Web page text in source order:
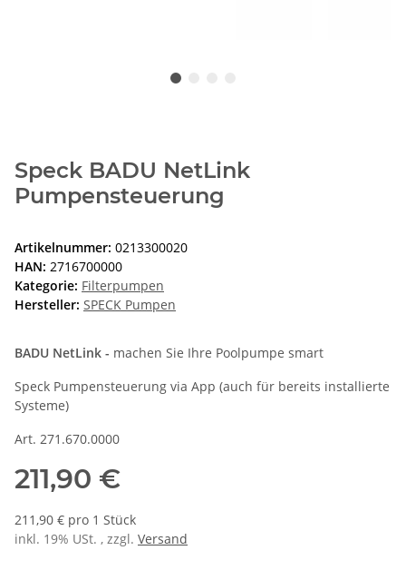
Speck BADU NetLink
Pumpensteuerung
Artikelnummer: 0213300020
HAN: 2716700000
Kategorie: Filterpumpen
Hersteller: SPECK Pumpen
BADU NetLink - machen Sie Ihre Poolpumpe smart
Speck Pumpensteuerung via App (auch für bereits installierte
Systeme)
Art. 271.670.0000
211,90 €
211,90 € pro 1 Stück
inkl. 19% USt. , zzgl. Versand